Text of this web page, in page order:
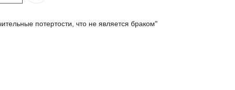
потертости, что не является браком"